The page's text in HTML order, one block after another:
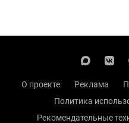
О проекте Реклама
Политика
Рекомендательные